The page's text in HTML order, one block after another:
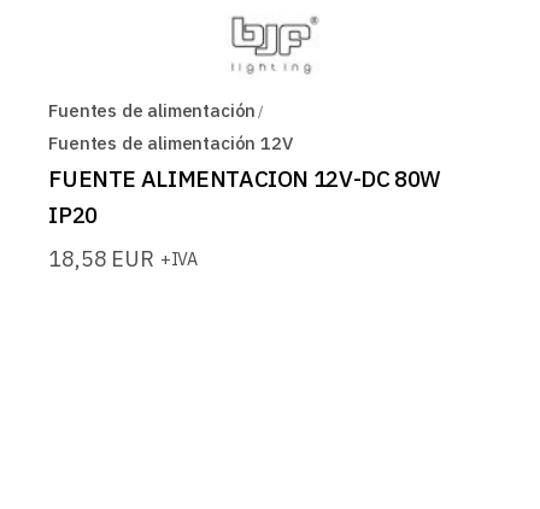
Fuentes de alimentación
Fuentes de alimentación 12V
FUENTE ALIMENTACION 12V-DC 80W
IP20
18,58 EUR +IVA